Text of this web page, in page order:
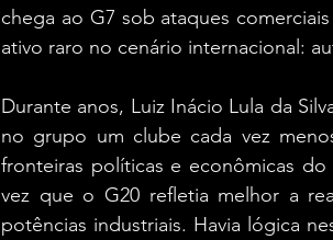
chega ao G7 sob ataques
ativo raro no cenário internacional:
Durante anos, Luiz Inácio Lula da
no grupo um clube cada vez
fronteiras políticas e econômicas
vez que o G20 refletia melhor a
potências industriais. Havia lógica